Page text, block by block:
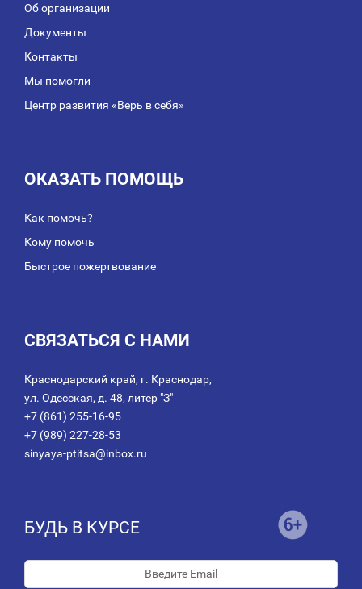
Об организации
Документы
Контакты
Мы помогли
Центр развития «Верь в себя»
ОКАЗАТЬ ПОМОЩЬ
Как помочь?
Кому помочь
Быстрое пожертвование
СВЯЗАТЬСЯ С НАМИ
Краснодарский край, г. Краснодар,
ул. Одесская, д. 48, литер "З"
+7 (861) 255-16-95
+7 (989) 227-28-53
sinyaya-ptitsa@inbox.ru
БУДЬ В КУРСЕ